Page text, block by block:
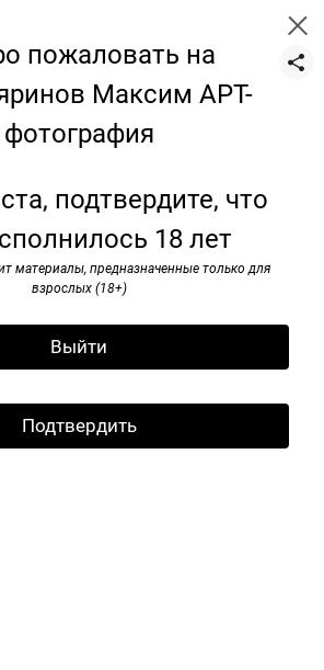
пожаловать на
Максим АРТ-
фотография
подтвердите, что
18 лет
материалы, предназначенные только для
взрослых (18+)
Выйти
Подтвердить
Натюрморт